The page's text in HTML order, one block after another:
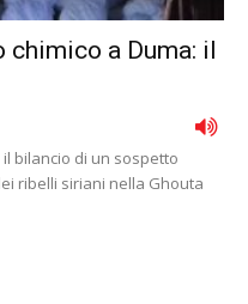
chimico a Duma: il
bilancio di un sospetto
ribelli siriani nella Ghouta